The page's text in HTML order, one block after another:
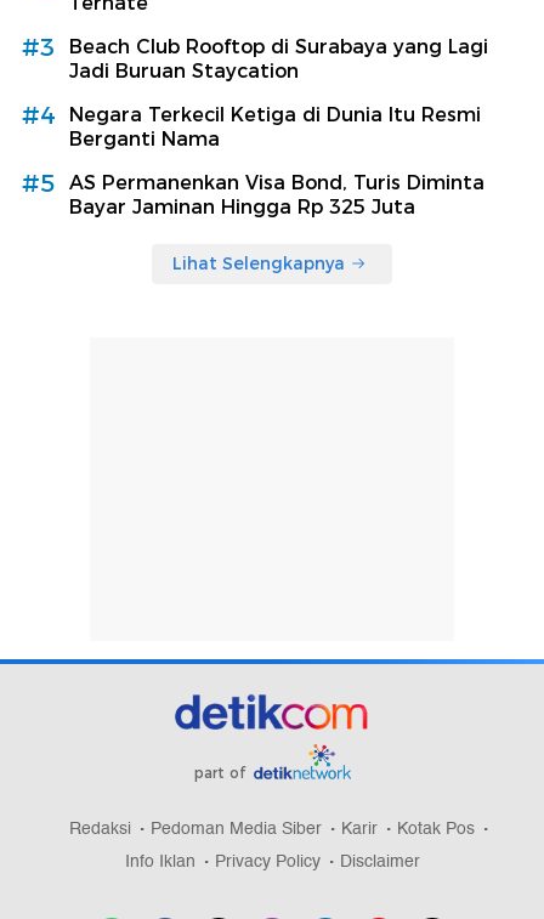
#3
Beach Club Rooftop di Surabaya yang Lagi
Jadi Buruan Staycation
#4
Negara Terkecil Ketiga di Dunia Itu Resmi
Berganti Nama
#5
AS Permanenkan Visa Bond, Turis Diminta
Bayar Jaminan Hingga Rp 325 Juta
Lihat Selengkapnya
part of
Redaksi Pedoman Media Siber Karir
Kotak Pos
Info Iklan
Privacy Policy Disclaimer